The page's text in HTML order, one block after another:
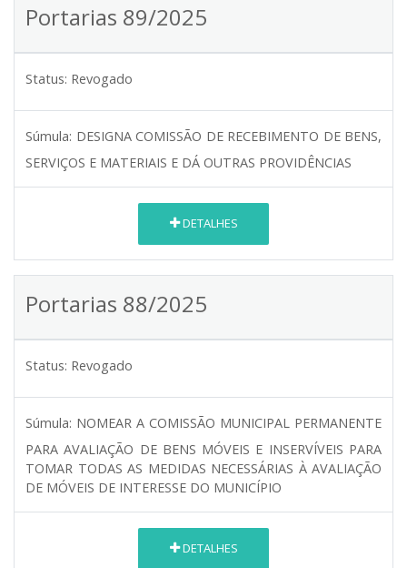
Portarias 89/2025
Status: Revogado
Súmula: DESIGNA COMISSÃO DE RECEBIMENTO DE BENS,
SERVIÇOS E MATERIAIS E DÁ OUTRAS PROVIDÊNCIAS
DETALHES
Portarias 88/2025
Status: Revogado
Súmula: NOMEAR A COMISSÃO MUNICIPAL PERMANENTE
PARA AVALIAÇÃO DE BENS MÓVEIS E INSERVÍVEIS PARA
TOMAR TODAS AS MEDIDAS NECESSÁRIAS À AVALIAÇÃO
DE MÓVEIS DE INTERESSE DO MUNICÍPIO
DETALHES